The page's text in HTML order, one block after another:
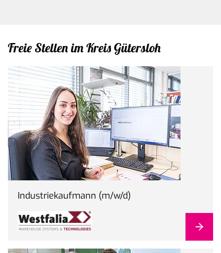
Freie Stellen im Kreis Gütersloh
Industriekaufmann (m/w/d)